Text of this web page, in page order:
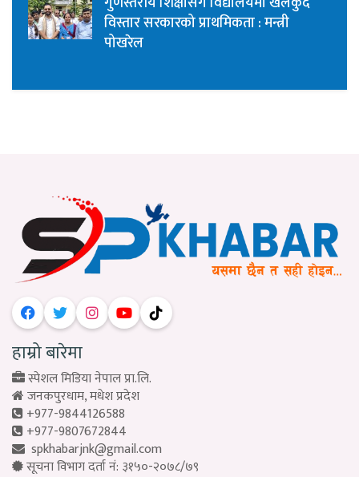
विस्तार सरकारको प्राथमिकता : मन्त्री
पोखरेल
हाम्रो बारेमा
स्पेशल मिडिया नेपाल प्रा.लि.
जनकपुरधाम, मधेश प्रदेश
+977-9844126588
+977-9807672844
spkhabarjnk@gmail.com
सूचना विभाग दर्ता नं: ३१५०-२०७८/७९